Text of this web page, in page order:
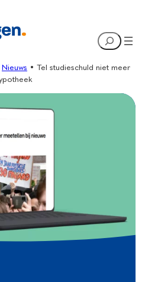
Search
Nieuws •
Tel studieschuld niet meer